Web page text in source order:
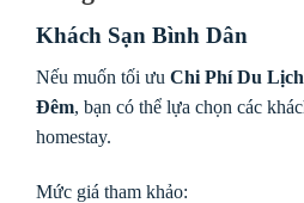
Khách Sạn Bình Dân
Nếu muốn tối ưu Chi Phí Du
Đêm, bạn có thể lựa chọn các
homestay.
Mức giá tham khảo: